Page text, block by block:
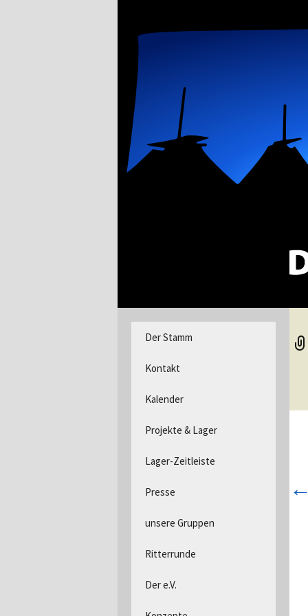
DPSG Stamm
springen
Der Stamm
Kontakt
Kalender
Projekte & Lager
Lager-Zeitleiste
Presse
unsere Gruppen
Ritterrunde
Der e.V.
←